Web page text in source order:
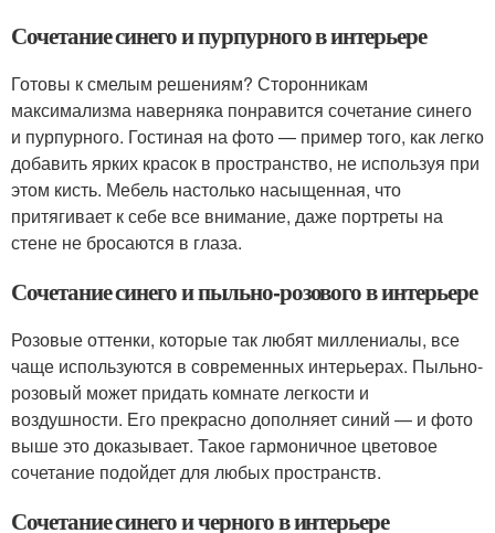
Сочетание синего и пурпурного в интерьере
Готовы к смелым решениям? Сторонникам
максимализма наверняка понравится сочетание синего
и пурпурного. Гостиная на фото — пример того, как легко
добавить ярких красок в пространство, не используя при
этом кисть. Мебель настолько насыщенная, что
притягивает к себе все внимание, даже портреты на
стене не бросаются в глаза.
Сочетание синего и пыльно-розового в интерьере
Розовые оттенки, которые так любят миллениалы, все
чаще используются в современных интерьерах. Пыльно-
розовый может придать комнате легкости и
воздушности. Его прекрасно дополняет синий — и фото
выше это доказывает. Такое гармоничное цветовое
сочетание подойдет для любых пространств.
Сочетание синего и черного в интерьере